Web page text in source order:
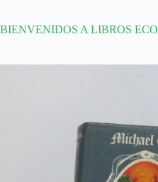
BIENVENIDOS A LIBROS ECO